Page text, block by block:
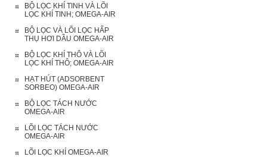
BỘ LỌC KHÍ TINH VÀ LÕI
LỌC KHÍ TINH; OMEGA-AIR
BỘ LỌC VÀ LÕI LỌC HẤP
THỤ HƠI DẦU OMEGA-AIR
BỘ LỌC KHÍ THÔ VÀ LÕI
LỌC KHÍ THÔ; OMEGA-AIR
HẠT HÚT (ADSORBENT
SORBEO) OMEGA-AIR
BỘ LỌC TÁCH NƯỚC
OMEGA-AIR
LÕI LỌC TÁCH NƯỚC
OMEGA-AIR
LÕI LỌC KHÍ OMEGA-AIR